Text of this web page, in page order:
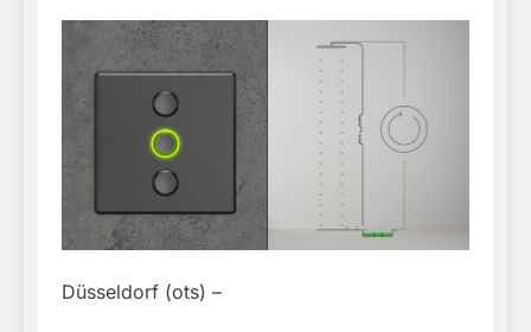
Düsseldorf (ots) –